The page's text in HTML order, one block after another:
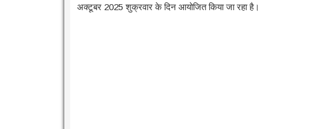
अक्टूबर 2025 शुक्रवार के दिन आयोजित किया जा रहा है।